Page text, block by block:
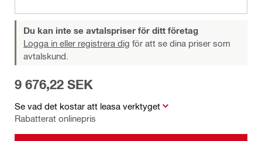
Du kan inte se avtalspriser för ditt företag
Logga in eller registrera dig för att se dina priser som
avtalskund.
Se vad det kostar att leasa verktyget
Rabatterat onlinepris
9 676,22 SEK